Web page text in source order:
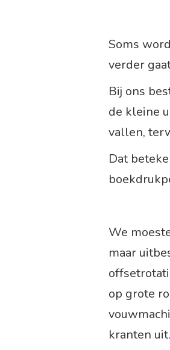
Soms
verder
Bij ons
de kleine
vallen,
Dat
We
maar
op grote
kranten uit.